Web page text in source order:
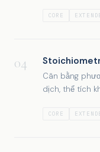
CORE
04
Cân bằng
dịch, thể tích
CORE